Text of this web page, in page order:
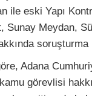
ile eski Yapı
Sunay Meydan,
Adana
görevlisi